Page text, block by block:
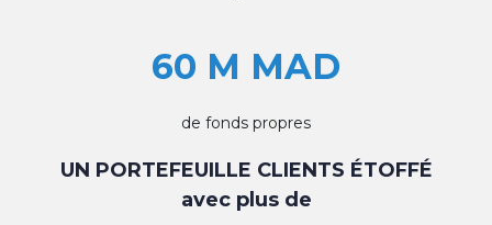
60 M MAD
de fonds propres
UN PORTEFEUILLE CLIENTS ÉTOFFÉ
avec plus de